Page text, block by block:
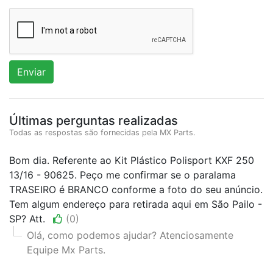
Enviar
Últimas perguntas realizadas
Todas as respostas são fornecidas pela MX Parts.
Bom dia. Referente ao Kit Plástico Polisport KXF 250
13/16 - 90625. Peço me confirmar se o paralama
TRASEIRO é BRANCO conforme a foto do seu anúncio.
Tem algum endereço para retirada aqui em São Pailo -
SP? Att.
(0)
Olá, como podemos ajudar? Atenciosamente
Equipe Mx Parts.